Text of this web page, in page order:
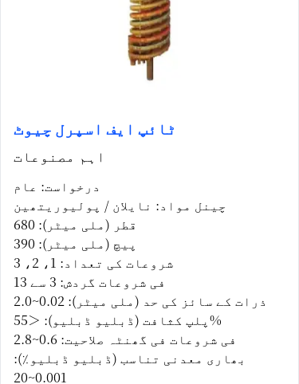
ٹائپ ایف اسپرل چیوٹ
اہم مصنوعات
درخواست: عام
چینل مواد: نایلان / پولیوریتھین
قطر (ملی میٹر): 680
پیچ (ملی میٹر): 390
شروعات کی تعداد: 1، 2، 3
فی شروعات گردش: 3 سے 13
ذرات کے سائز کی حد (ملی میٹر): 0.02~2.0
پلپ کثافت (ڈبلیو ڈبلیو): ＜55%
فی شروعات فی گھنٹہ صلاحیت: 0.6~2.8
بھاری معدنی تناسب (ڈبلیو ڈبلیو٪):
0.001~20